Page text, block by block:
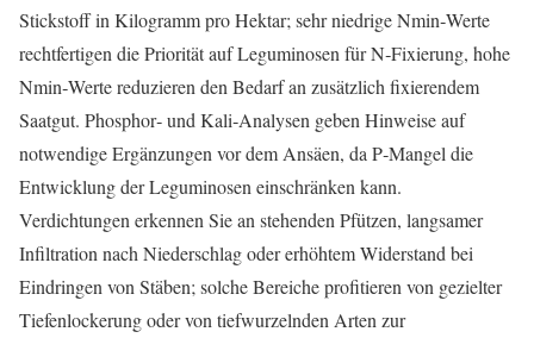
Stickstoff in Kilogramm pro Hektar; sehr niedrige Nmin‑Werte
rechtfertigen die Priorität auf Leguminosen für N‑Fixierung, hohe
Nmin‑Werte reduzieren den Bedarf an zusätzlich fixierendem
Saatgut. Phosphor‑ und Kali‑Analysen geben Hinweise auf
notwendige Ergänzungen vor dem Ansäen, da P‑Mangel die
Entwicklung der Leguminosen einschränken kann.
Verdichtungen erkennen Sie an stehenden Pfützen, langsamer
Infiltration nach Niederschlag oder erhöhtem Widerstand bei
Eindringen von Stäben; solche Bereiche profitieren von gezielter
Tiefenlockerung oder von tiefwurzelnden Arten zur